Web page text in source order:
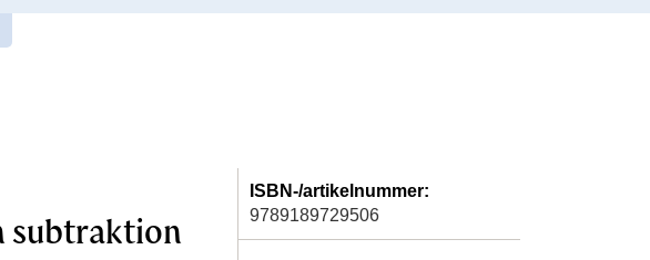
subtraktion
ISBN-/artikelnummer:
9789189729506